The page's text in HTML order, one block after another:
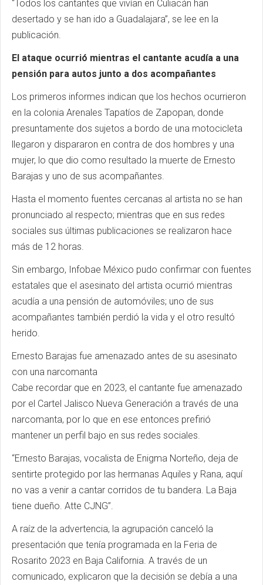
“Todos los cantantes que vivían en Culiacán han
desertado y se han ido a Guadalajara”, se lee en la
publicación.
El ataque ocurrió mientras el cantante acudía a una
pensión para autos junto a dos acompañantes
Los primeros informes indican que los hechos ocurrieron
en la colonia Arenales Tapatíos de Zapopan, donde
presuntamente dos sujetos a bordo de una motocicleta
llegaron y dispararon en contra de dos hombres y una
mujer, lo que dio como resultado la muerte de Ernesto
Barajas y uno de sus acompañantes.
Hasta el momento fuentes cercanas al artista no se han
pronunciado al respecto; mientras que en sus redes
sociales sus últimas publicaciones se realizaron hace
más de 12 horas.
Sin embargo, Infobae México pudo confirmar con fuentes
estatales que el asesinato del artista ocurrió mientras
acudía a una pensión de automóviles; uno de sus
acompañantes también perdió la vida y el otro resultó
herido.
Ernesto Barajas fue amenazado antes de su asesinato
con una narcomanta
Cabe recordar que en 2023, el cantante fue amenazado
por el Cartel Jalisco Nueva Generación a través de una
narcomanta, por lo que en ese entonces prefirió
mantener un perfil bajo en sus redes sociales.
“Ernesto Barajas, vocalista de Enigma Norteño, deja de
sentirte protegido por las hermanas Aquiles y Rana, aquí
no vas a venir a cantar corridos de tu bandera. La Baja
tiene dueño. Atte CJNG”.
A raíz de la advertencia, la agrupación canceló la
presentación que tenía programada en la Feria de
Rosarito 2023 en Baja California. A través de un
comunicado, explicaron que la decisión se debía a una